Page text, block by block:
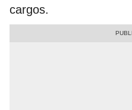
cargos.